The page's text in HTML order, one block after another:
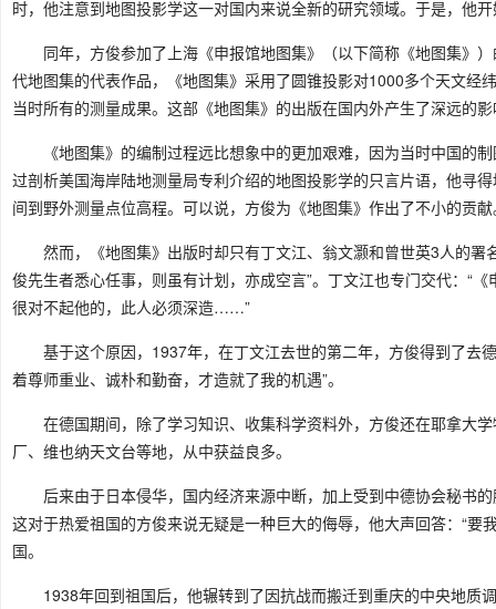
时，他注意到地图投影学这一对国内来说全新的研究领域。于是，他
同年，方俊参加了上海《申报馆地图集》（以下简称《地图集》
代地图集的代表作品，《地图集》采用了圆锥投影对1000多个天文
当时所有的测量成果。这部《地图集》的出版在国内外产生了深远的
《地图集》的编制过程远比想象中的更加艰难，因为当时中国的
过剖析美国海岸陆地测量局专利介绍的地图投影学的只言片语，他寻
间到野外测量点位高程。可以说，方俊为《地图集》作出了不小的贡
然而，《地图集》出版时却只有丁文江、翁文灏和曾世英3人的署
俊先生者悉心任事，则虽有计划，亦成空言”。丁文江也专门交代：“
很对不起他的，此人必须深造……”
基于这个原因，1937年，在丁文江去世的第二年，方俊得到了去
着尊师重业、诚朴和勤奋，才造就了我的机遇”。
在德国期间，除了学习知识、收集科学资料外，方俊还在耶拿大
厂、维也纳天文台等地，从中获益良多。
后来由于日本侵华，国内经济来源中断，加上受到中德协会秘书
这对于热爱祖国的方俊来说无疑是一种巨大的侮辱，他大声回答：“
国。
1938年回到祖国后，他辗转到了因抗战而搬迁到重庆的中央地质